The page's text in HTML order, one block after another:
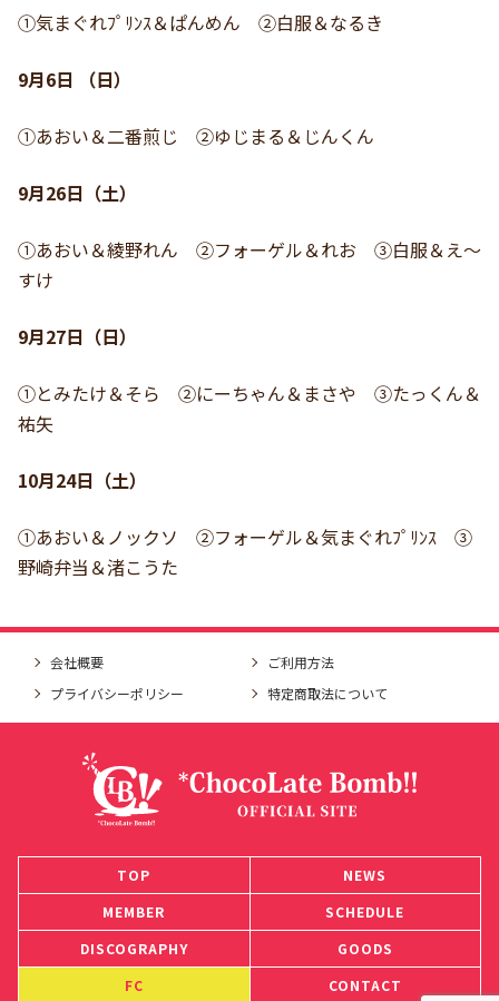
①気まぐれﾌﾟﾘﾝｽ＆ぱんめん ②白服＆なるき
9月6日 （日）
①あおい＆二番煎じ ②ゆじまる＆じんくん
9月26日（土）
①あおい＆綾野れん ②フォーゲル＆れお ③白服＆え～
すけ
9月27日（日）
①とみたけ＆そら ②にーちゃん＆まさや ③たっくん＆
祐矢
10月24日（土）
①あおい＆ノックソ ②フォーゲル＆気まぐれﾌﾟﾘﾝｽ ③
野崎弁当＆渚こうた
会社概要
ご利用方法
プライバシーポリシー
特定商取法について
TOP
NEWS
MEMBER
SCHEDULE
DISCOGRAPHY
GOODS
FC
CONTACT